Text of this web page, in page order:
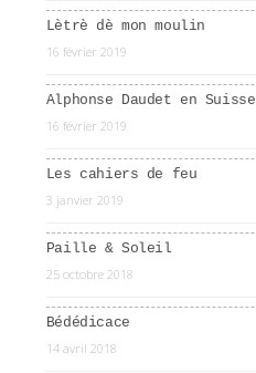
Lètrè dè mon moulin
16 février 2019
Alphonse Daudet en Suisse
16 février 2019
Les cahiers de feu
3 janvier 2019
Paille & Soleil
25 octobre 2018
Bédédicace
14 avril 2018